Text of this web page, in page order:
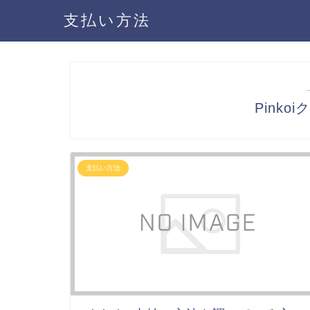
支払い方法
Pinkoi
支払い方法